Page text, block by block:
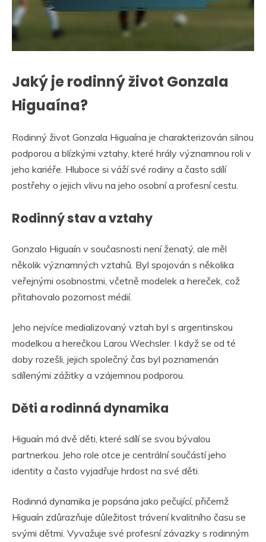
Jaký je rodinný život Gonzala
Higuaína?
Rodinný život Gonzala Higuaína je charakterizován silnou
podporou a blízkými vztahy, které hrály významnou roli v
jeho kariéře. Hluboce si váží své rodiny a často sdílí
postřehy o jejich vlivu na jeho osobní a profesní cestu.
Rodinný stav a vztahy
Gonzalo Higuaín v současnosti není ženatý, ale měl
několik významných vztahů. Byl spojován s několika
veřejnými osobnostmi, včetně modelek a hereček, což
přitahovalo pozornost médií.
Jeho nejvíce medializovaný vztah byl s argentinskou
modelkou a herečkou Larou Wechsler. I když se od té
doby rozešli, jejich společný čas byl poznamenán
sdílenými zážitky a vzájemnou podporou.
Děti a rodinná dynamika
Higuaín má dvě děti, které sdílí se svou bývalou
partnerkou. Jeho role otce je centrální součástí jeho
identity a často vyjadřuje hrdost na své děti.
Rodinná dynamika je popsána jako pečující, přičemž
Higuaín zdůrazňuje důležitost trávení kvalitního času se
svými dětmi. Vyvažuje své profesní závazky s rodinným